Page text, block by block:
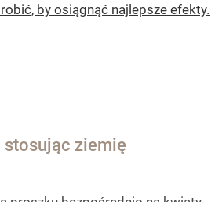
by osiągnąć najlepsze efekty.
stosując ziemię